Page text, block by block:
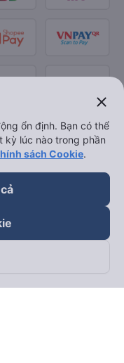
close
ổn định. Bạn có thể
kỳ lúc nào trong phần
sách Cookie.